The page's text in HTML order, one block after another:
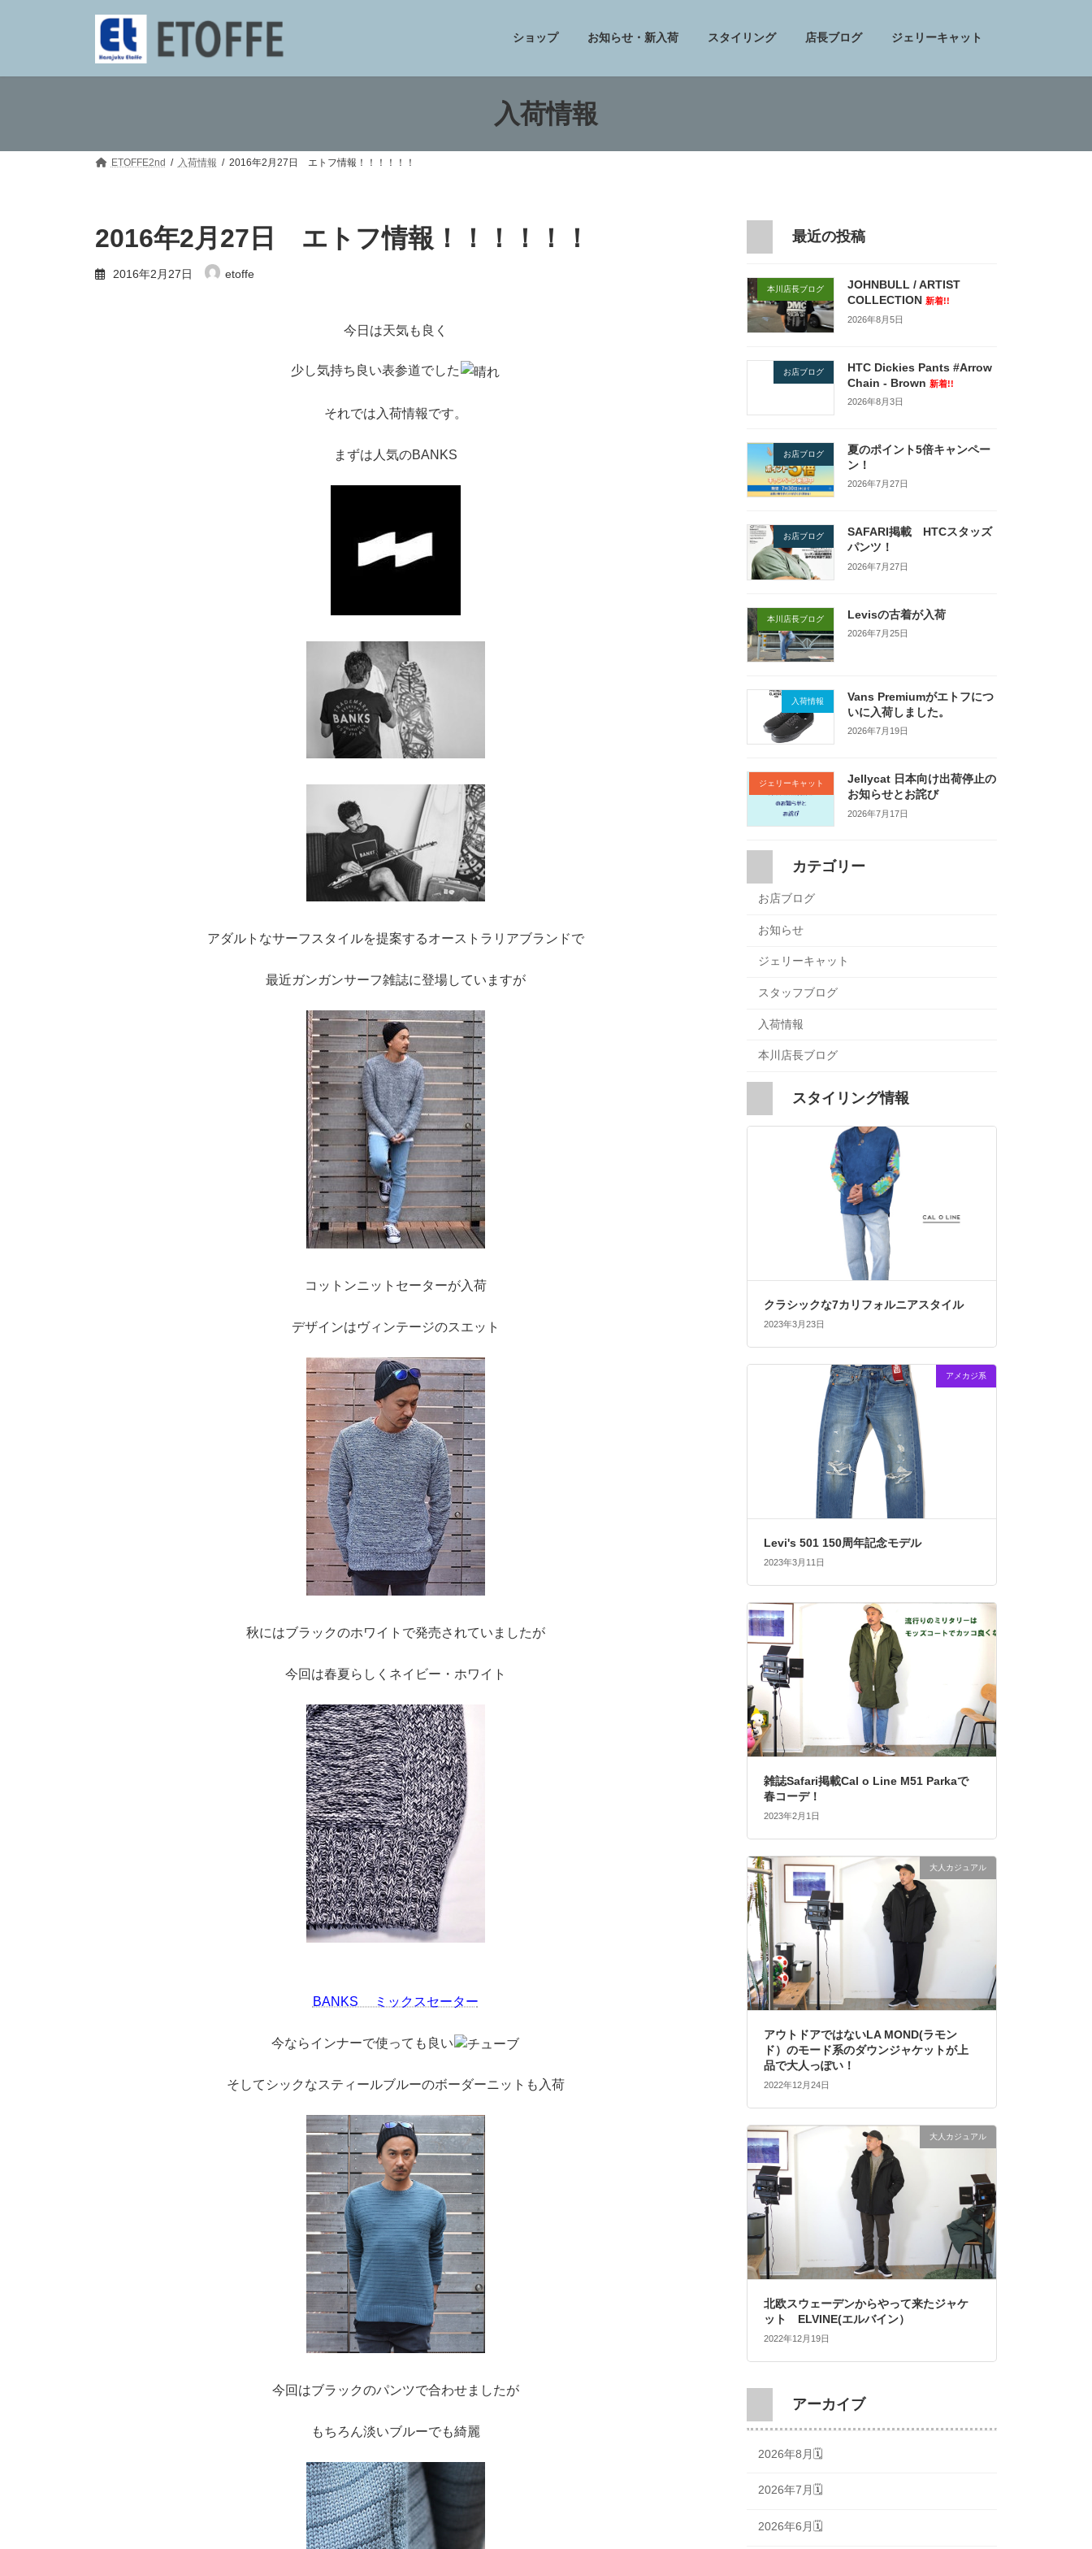
ツ
シ
ショップ お知らせ・新入荷 スタイリング 店長ブログ ジェリーキャット
入荷情報
ETOFFE2nd 入荷情報 2016年2月27日 エトフ情報！！！！！！
2016年2月27日 エトフ情報！！！！！！
2016年2月27日 etoffe
今日は天気も良く
少し気持ち良い表参道でした
それでは入荷情報です。
まずは人気のBANKS
アダルトなサーフスタイルを提案するオーストラリアブランドで
最近ガンガンサーフ雑誌に登場していますが
コットンニットセーターが入荷
デザインはヴィンテージのスエット
秋にはブラックのホワイトで発売されていましたが
今回は春夏らしくネイビー・ホワイト
BANKS ミックスセーター
今ならインナーで使っても良い
そしてシックなスティールブルーのボーダーニットも入荷
今回はブラックのパンツで合わせましたが
もちろん淡いブルーでも綺麗
最近の投稿
本川店長ブログ
JOHNBULL / ARTIST
COLLECTION 新着!!
2026年8月5日
お店ブログ
HTC Dickies Pants #Arrow
Chain - Brown 新着!!
2026年8月3日
お店ブログ
夏のポイント5倍キャンペー
ン！
2026年7月27日
お店ブログ
SAFARI掲載 HTCスタッズ
パンツ！
2026年7月27日
本川店長ブログ Levisの古着が入荷
2026年7月25日
入荷情報
Vans Premiumがエトフにつ
いに入荷しました。
2026年7月19日
ジェリーキャット
Jellycat 日本向け出荷停止の
お知らせとお詫び
2026年7月17日
カテゴリー
お店ブログ
お知らせ
ジェリーキャット
スタッフブログ
入荷情報
本川店長ブログ
スタイリング情報
クラシックな7カリフォルニアスタイル
2023年3月23日
アメカジ系
Levi's 501 150周年記念モデル
2023年3月11日
雑誌Safari掲載Cal o Line M51 Parkaで
春コーデ！
2023年2月1日
大人カジュアル
アウトドアではないLA MOND(ラモン
ド）のモード系のダウンジャケットが上
品で大人っぽい！
2022年12月24日
大人カジュアル
北欧スウェーデンからやって来たジャケ
ット ELVINE(エルバイン）
2022年12月19日
アーカイブ
2026年8月🗓
2026年7月🗓
2026年6月🗓